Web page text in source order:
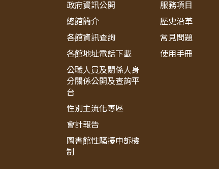
政府資訊公開
總館簡介
各館資訊查詢
各館地址電話下載
公職人員及關係人身
分關係公開及查詢平
台
性別主流化專區
會計報告
圖書館性騷擾申訴機
制
服務項目
歷史沿革
常見問題
使用手冊